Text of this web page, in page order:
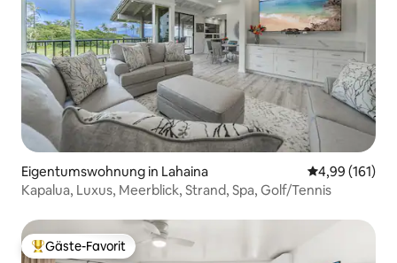
Eigentumswohnung in Lahaina
4,99 (161)
Kapalua, Luxus, Meerblick, Strand, Spa, Golf/Tennis
Beliebter Gäste-Favorit.
Gäste-Favorit